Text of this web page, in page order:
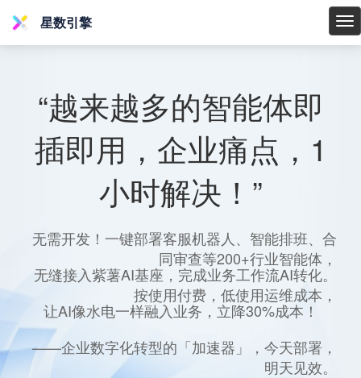
星
星数引擎
“越来越多的智能体即
插即用，企业痛点，1
小时解决！”
无需开发！一键部署客服机器人、智能排班、合
同审查等200+行业智能体，
无缝接入紫薯AI基座，完成业务工作流AI转化。
按使用付费，低使用运维成本，
让AI像水电一样融入业务，立降30%成本！
——企业数字化转型的「加速器」，今天部署，
明天见效。